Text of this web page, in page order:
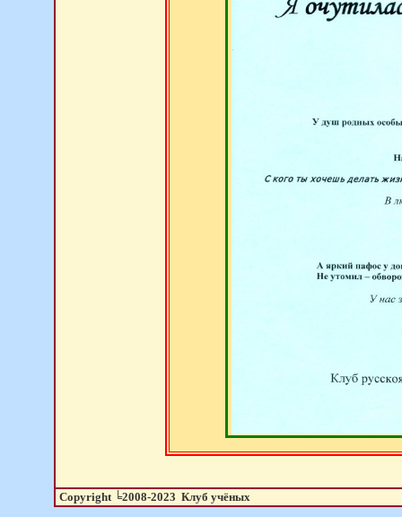
Copyright ╘2008-2023 Клуб учёных